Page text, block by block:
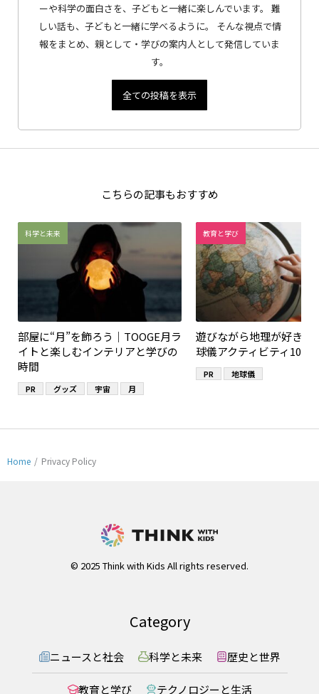
ーや科学の面白さを、子どもと一緒に楽しんでいます。 難
しい話も、子どもと一緒に学べるように。 そんな視点で情
報をまとめ、親として・学びの案内人として発信していま
す。
全ての投稿を表示
こちらの記事もおすすめ
科学と未来
部屋に“月”を飾ろう｜TOOGE月ラ
イトと楽しむインテリアと学びの
時間
PR グッズ 宇宙 月
教育と学び
遊びながら地理が好きに
球儀アクティビティ10選
PR 地球儀
Home / Privacy Policy
© 2025 Think with Kids All rights reserved.
Category
ニュースと社会 科学と未来 歴史と世界
教育と学び テクノロジーと生活